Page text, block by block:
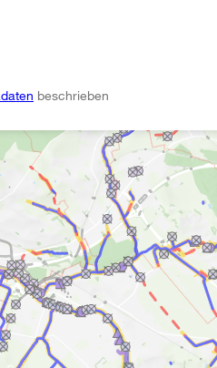
beschrieben